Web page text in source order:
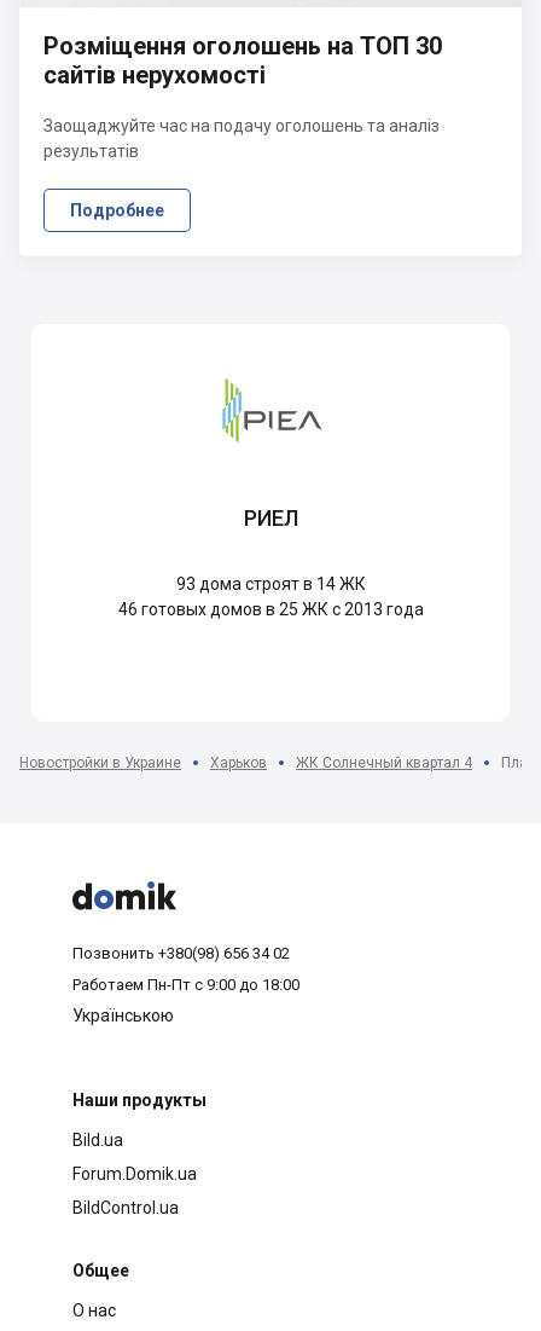
Розміщення оголошень на ТОП 30
сайтів нерухомості
Заощаджуйте час на подачу оголошень та аналіз
результатів
Подробнее
РИЕЛ
93 дома строят в 14 ЖК
46 готовых домов в 25 ЖК с 2013 года
Новостройки в Украине Харьков ЖК Солнечный квартал 4



Позвонить +380(98) 656 34 02
Работаем Пн-Пт с 9:00 до 18:00
Українською
Наши продукты
Bild.ua
Forum.Domik.ua
BildControl.ua
Общее
О нас